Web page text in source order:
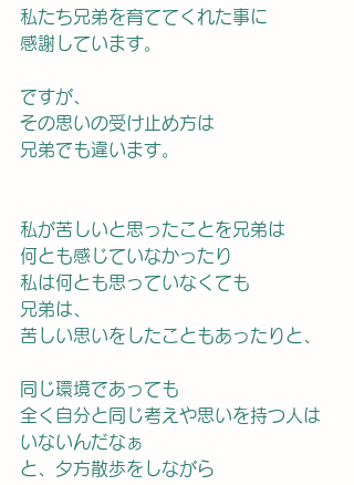
私たち兄弟を育ててくれた事に
感謝しています。
ですが、
その思いの受け止め方は
兄弟でも違います。
私が苦しいと思ったことを兄弟は
何とも感じていなかったり
私は何とも思っていなくても
兄弟は、
苦しい思いをしたこともあったりと、
同じ環境であっても
全く自分と同じ考えや思いを持つ人は
いないんだなぁ
と、夕方散歩をしながら